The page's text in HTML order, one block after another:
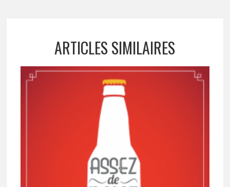
ARTICLES SIMILAIRES